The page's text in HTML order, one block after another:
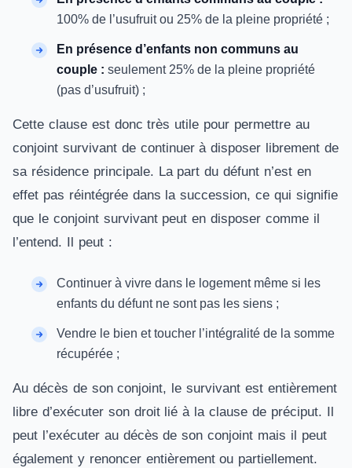
100% de l’usufruit ou 25% de la pleine propriété ;
En présence d’enfants non communs au
couple : seulement 25% de la pleine propriété
(pas d’usufruit) ;
Cette clause est donc très utile pour permettre au
conjoint survivant de continuer à disposer librement de
sa résidence principale. La part du défunt n’est en
effet pas réintégrée dans la succession, ce qui signifie
que le conjoint survivant peut en disposer comme il
l’entend. Il peut :
Continuer à vivre dans le logement même si les
enfants du défunt ne sont pas les siens ;
Vendre le bien et toucher l’intégralité de la somme
récupérée ;
Au décès de son conjoint, le survivant est entièrement
libre d’exécuter son droit lié à la clause de préciput. Il
peut l’exécuter au décès de son conjoint mais il peut
également y renoncer entièrement ou partiellement.